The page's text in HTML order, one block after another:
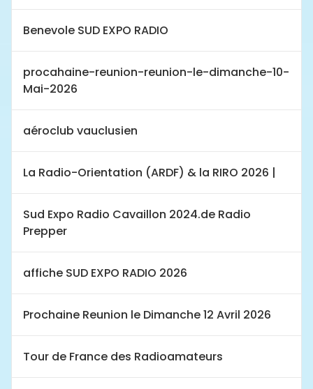
Benevole SUD EXPO RADIO
procahaine-reunion-reunion-le-dimanche-10-
Mai-2026
aéroclub vauclusien
La Radio-Orientation (ARDF) & la RIRO 2026 |
Sud Expo Radio Cavaillon 2024.de Radio
Prepper
affiche SUD EXPO RADIO 2026
Prochaine Reunion le Dimanche 12 Avril 2026
Tour de France des Radioamateurs